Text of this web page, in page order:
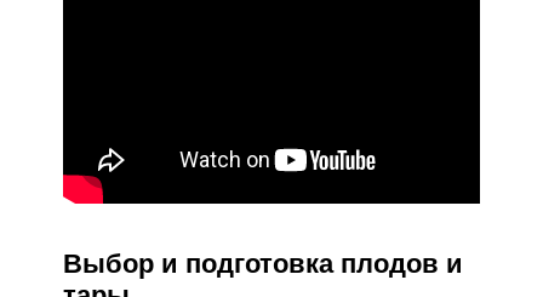
Выбор и подготовка плодов и